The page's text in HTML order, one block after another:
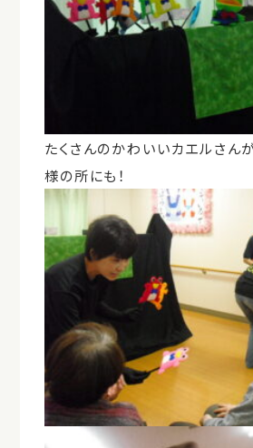
たくさんのかわいいカエルさんが
様の所にも！